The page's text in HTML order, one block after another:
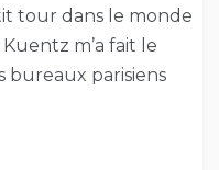
tour dans le monde
m’a fait le
bureaux parisiens